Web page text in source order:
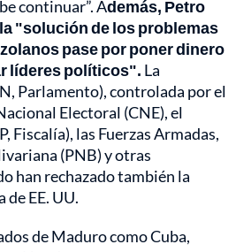
continuar”. Además, Petro
"solución de los problemas
pase por poner dinero
líderes políticos". La
Parlamento), controlada por el
Electoral (CNE), el
Fiscalía), las Fuerzas Armadas,
(PNB) y otras
han rechazado también la
EE. UU.
de Maduro como Cuba,